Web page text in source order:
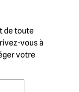
de toute
vous à
votre